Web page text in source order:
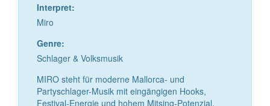
Interpret:
Miro
Genre:
Schlager & Volksmusik
MIRO steht für moderne Mallorca- und
Partyschlager-Musik mit eingängigen Hooks,
Festival-Energie und hohem Mitsing-Potenzial.